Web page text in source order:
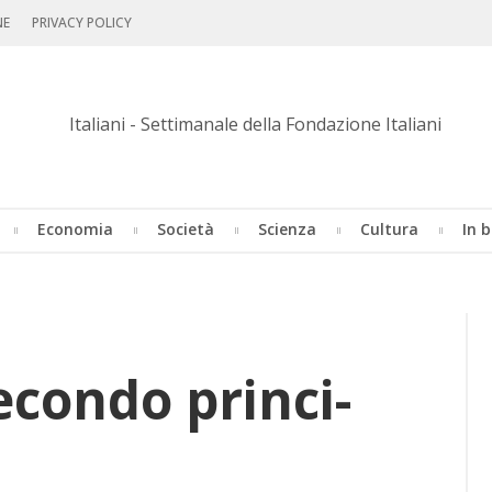
PRIVACY POLICY
Economia Società Scienza Cultura In
prin­ci­